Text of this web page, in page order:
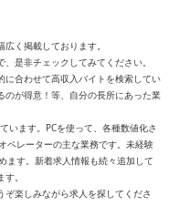
く掲載しております。
是非チェックしてみてください。
に合わせて高収入バイトを検索してい
のが得意！等、自分の長所にあった業
います。PCを使って、各種数値化さ
ペレーターの主な業務です。未経験
ます。新着求人情報も続々追加して
。
楽しみながら求人を探してくださ